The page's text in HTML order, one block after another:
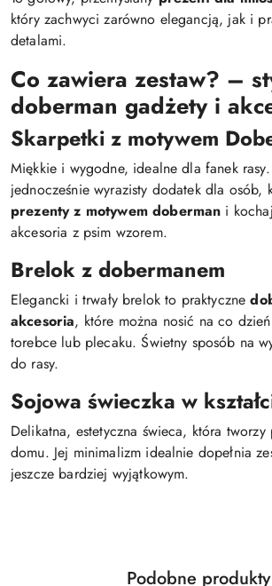
który zachwyci zarówno elegancją, jak i
detalami.
Co zawiera zestaw? –
doberman gadżety i
Skarpetki z motywem
Miękkie i wygodne, idealne dla fanek rasy.
jednocześnie wyrazisty dodatek dla osób,
prezenty z motywem doberman i
akcesoria z psim wzorem.
Brelok z dobermanem
Elegancki i trwały brelok to praktyczne
akcesoria, które można nosić na co
torebce lub plecaku. Świetny sposób na
do rasy.
Sojowa świeczka w
Delikatna, estetyczna świeca, która
domu. Jej minimalizm idealnie dopełnia
jeszcze bardziej wyjątkowym.
Produkty
Podobne produkty